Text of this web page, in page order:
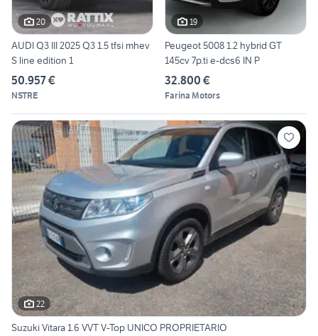
20
AUDI Q3 III 2025 Q3 1.5 tfsi mhev
S line edition 1
50.957 €
NSTRE
19
Peugeot 5008 1.2 hybrid GT
145cv 7p.ti e-dcs6 IN P
32.800 €
Farina Motors
22
Suzuki Vitara 1.6 VVT V-Top UNICO PROPRIETARIO